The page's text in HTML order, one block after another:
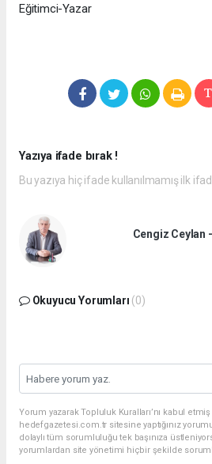
Eğitimci-Yazar
Yazıya ifade bırak !
Bu yazıya hiç ifade kullanılmamış ilk
Cengiz Ceylan
Okuyucu Yorumları (0)
Yorum yazarak Topluluk Kuralları’nı kabul
hedefgazetesi.com.tr sitesine yaptığınız
dolaylı tüm sorumluluğu tek başınıza
yorumlardan site yönetimi hiçbir şekilde